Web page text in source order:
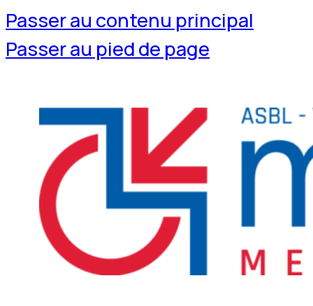
Passer au contenu principal
Passer au pied de page